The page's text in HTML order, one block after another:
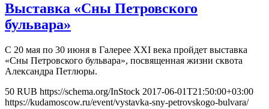
Выставка «Сны Петровского
бульвара»
С 20 мая по 30 июня в Галерее XXI века пройдет выставка
«Сны Петровского бульвара», посвященная жизни сквота
Александра Петлюры.
50 RUB https://schema.org/InStock 2017-06-01T21:50:00+03:00
https://kudamoscow.ru/event/vystavka-sny-petrovskogo-bulvara/